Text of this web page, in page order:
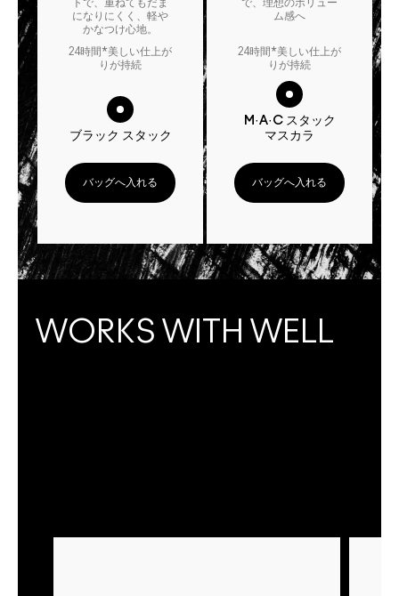
トで、重ねてもだま
になりにくく、軽や
かなつけ心地。
24時間*美しい仕上が
りが持続
ブラック スタック
バッグへ入れる
で、理想のボリュー
ム感へ
24時間*美しい仕上が
りが持続
M·A·C スタック
マスカラ
バッグへ入れる
WORKS WITH WELL